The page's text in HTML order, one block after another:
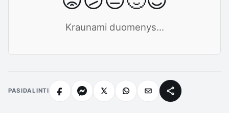
Kraunami duomenys...
PASIDALINTI